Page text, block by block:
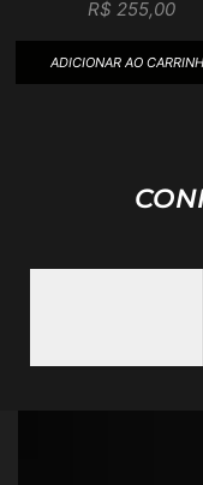
R$ 255,00
ADICIONAR AO